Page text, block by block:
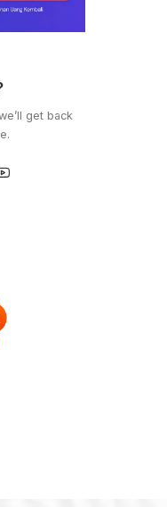
get back